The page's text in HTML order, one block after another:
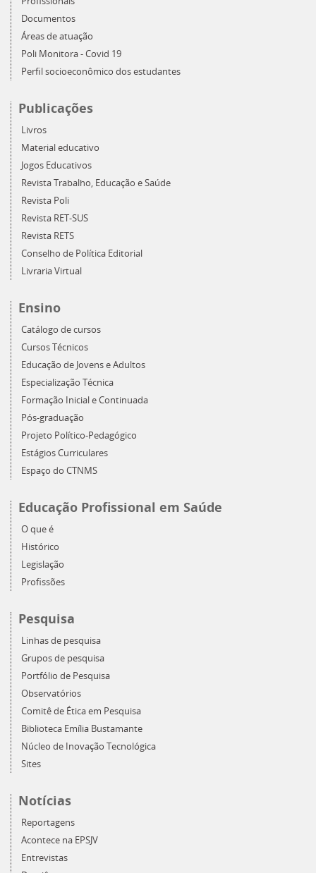
Documentos
Áreas de atuação
Poli Monitora - Covid 19
Perfil socioeconômico dos estudantes
Publicações
Livros
Material educativo
Jogos Educativos
Revista Trabalho, Educação e Saúde
Revista Poli
Revista RET-SUS
Revista RETS
Conselho de Política Editorial
Livraria Virtual
Ensino
Catálogo de cursos
Cursos Técnicos
Educação de Jovens e Adultos
Especialização Técnica
Formação Inicial e Continuada
Pós-graduação
Projeto Político-Pedagógico
Estágios Curriculares
Espaço do CTNMS
Educação Profissional em Saúde
O que é
Histórico
Legislação
Profissões
Pesquisa
Linhas de pesquisa
Grupos de pesquisa
Portfólio de Pesquisa
Observatórios
Comitê de Ética em Pesquisa
Biblioteca Emília Bustamante
Núcleo de Inovação Tecnológica
Sites
Notícias
Reportagens
Acontece na EPSJV
Entrevistas